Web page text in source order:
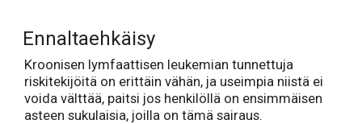
Ennaltaehkäisy
Kroonisen lymfaattisen leukemian tunnettuja
riskitekijöitä on erittäin vähän, ja useimpia niistä ei
voida välttää, paitsi jos henkilöllä on ensimmäisen
asteen sukulaisia, joilla on tämä sairaus.